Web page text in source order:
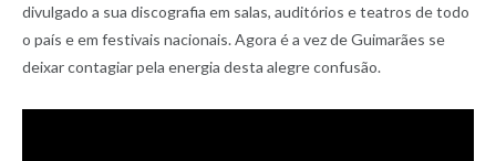
divulgado a sua discografia em salas, auditórios e teatros de todo
o país e em festivais nacionais. Agora é a vez de Guimarães se
deixar contagiar pela energia desta alegre confusão.